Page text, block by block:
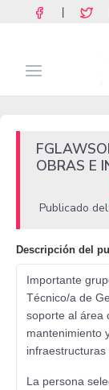
OBRAS E
Publicado del:
Descripción del
Importante
Técnico/a de
soporte al área
mantenimiento
infraestructuras
La persona